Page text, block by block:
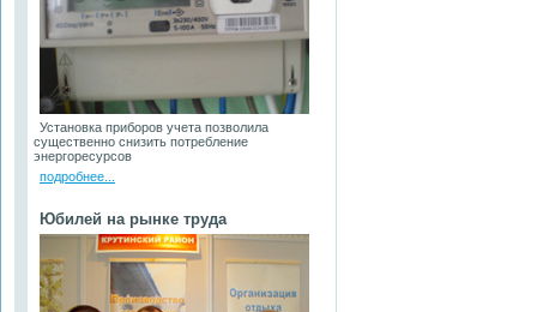
Установка приборов учета позволила
существенно снизить потребление
энергоресурсов
подробнее...
Юбилей на рынке труда